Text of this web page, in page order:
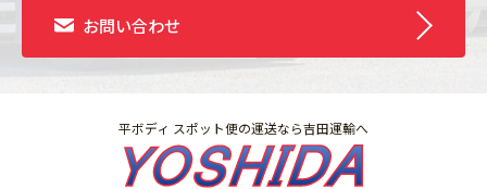
お問い合わせ
平ボディ スポット便の運送なら吉田運輸へ